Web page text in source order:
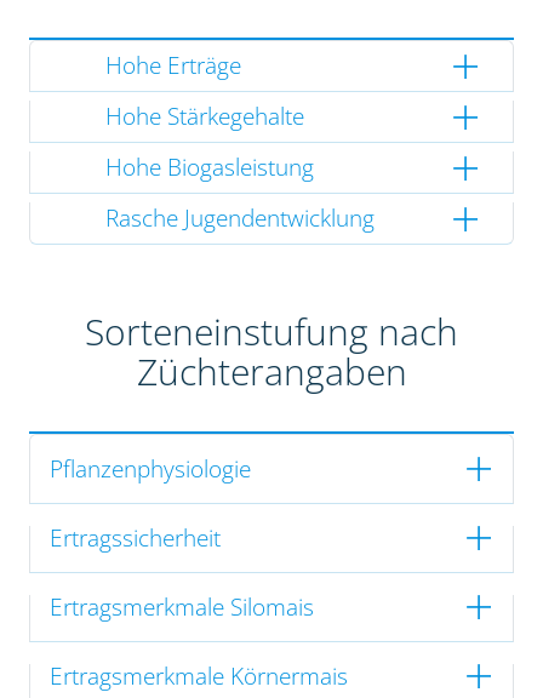
Hohe Erträge
Hohe Stärkegehalte
Hohe Biogasleistung
Rasche Jugendentwicklung
Sorteneinstufung nach
Züchterangaben
Pflanzenphysiologie
Ertragssicherheit
Ertragsmerkmale Silomais
Ertragsmerkmale Körnermais